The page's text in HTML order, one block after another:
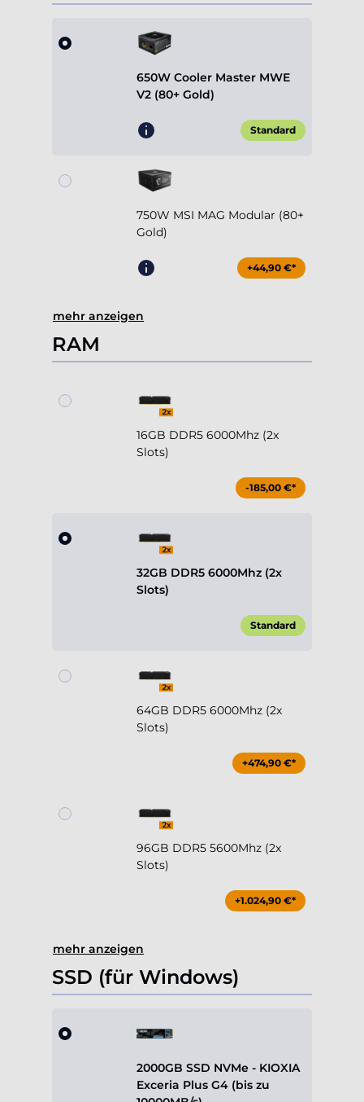
650W Cooler Master MWE
V2 (80+ Gold)
Standard
750W MSI MAG Modular (80+
Gold)
+44,90 €*
mehr anzeigen
RAM
16GB DDR5 6000Mhz (2x
Slots)
-185,00 €*
32GB DDR5 6000Mhz (2x
Slots)
Standard
64GB DDR5 6000Mhz (2x
Slots)
+474,90 €*
96GB DDR5 5600Mhz (2x
Slots)
+1.024,90 €*
mehr anzeigen
SSD (für Windows)
2000GB SSD NVMe - KIOXIA
Exceria Plus G4 (bis zu